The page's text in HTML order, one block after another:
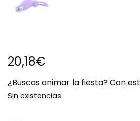
20,18€
¿Buscas animar la fiesta? Con
Sin existencias